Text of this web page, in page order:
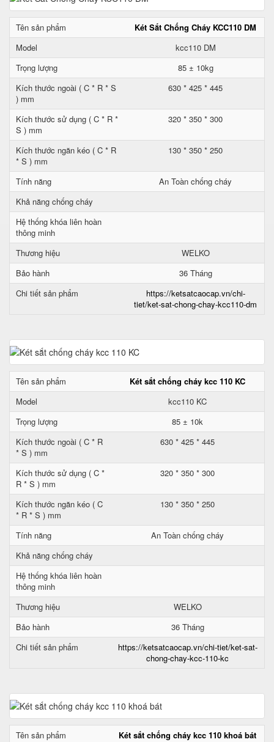
Tên sản phẩm
Két Sắt Chống Cháy KCC110 DM
Model
kcc110 DM
Trọng lượng
85 ± 10kg
Kích thước ngoài ( C * R * S
) mm
630 * 425 * 445
Kích thước sử dụng ( C * R *
S ) mm
320 * 350 * 300
Kích thước ngăn kéo ( C * R
* S ) mm
130 * 350 * 250
Tính năng
An Toàn chống cháy
Khả năng chống cháy
Hệ thống khóa liên hoàn
thông minh
Thương hiệu
WELKO
Bảo hành
36 Tháng
Chi tiết sản phẩm
https://ketsatcaocap.vn/chi-
tiet/ket-sat-chong-chay-kcc110-dm
Tên sản phẩm
Két sắt chống cháy kcc 110 KC
Model
kcc110 KC
Trọng lượng
85 ± 10k
Kích thước ngoài ( C * R
* S ) mm
630 * 425 * 445
Kích thước sử dụng ( C *
R * S ) mm
320 * 350 * 300
Kích thước ngăn kéo ( C
* R * S ) mm
130 * 350 * 250
Tính năng
An Toàn chống cháy
Khả năng chống cháy
Hệ thống khóa liên hoàn
thông minh
Thương hiệu
WELKO
Bảo hành
36 Tháng
Chi tiết sản phẩm
https://ketsatcaocap.vn/chi-tiet/ket-sat-
chong-chay-kcc-110-kc
Tên sản phẩm
Két sắt chống cháy kcc 110 khoá bát